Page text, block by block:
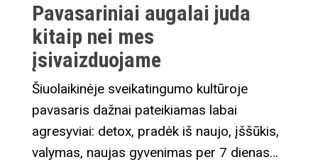
Pavasariniai augalai juda
kitaip nei mes
įsivaizduojame
Šiuolaikinėje sveikatingumo kultūroje
pavasaris dažnai pateikiamas labai
agresyviai: detox, pradėk iš naujo, įššūkis,
valymas, naujas gyvenimas per 7 dienas…